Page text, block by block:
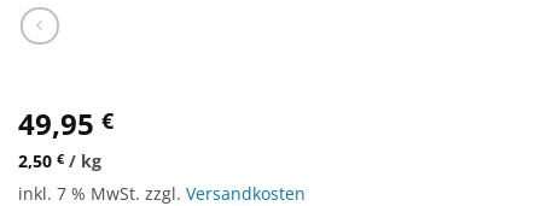
49,95 €
2,50 € / kg
inkl. 7 % MwSt. zzgl. Versandkosten